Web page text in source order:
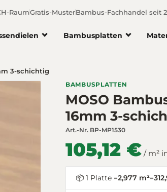
RaumGratis-MusterBambus-Fachhandel seit
Bambusplatten
3-schichtig
BAMBUSPLATTEN
MOSO
16mm 3-
Art.-Nr. BP-MP1530
105,12 € / m²
📦 1 Platte =2,977 m²=